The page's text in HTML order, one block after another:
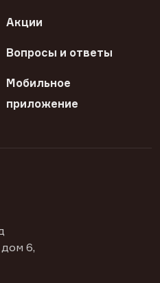
Акции
Вопросы и ответы
Мобильное
приложение
6,